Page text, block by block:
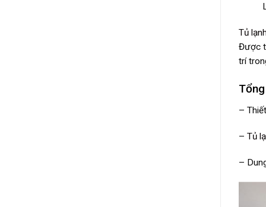
Tủ
Được
trí
–
– Tủ
–